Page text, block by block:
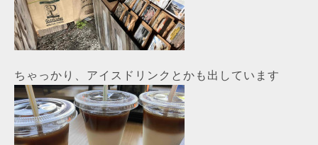
ちゃっかり、アイスドリンクとかも出しています